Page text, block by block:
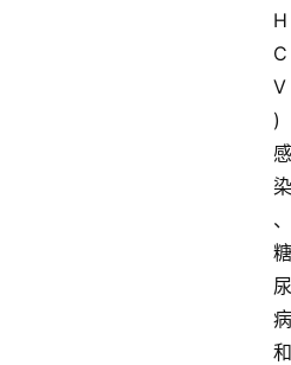
H
C
V
)
感
染
、
糖
尿
病
和